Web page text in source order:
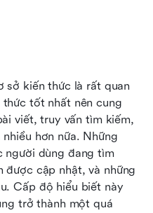
sở kiến thức là rất quan
tốt nhất nên cung
viết, truy vấn tìm kiếm,
hơn nữa. Những
người dùng đang tìm
được cập nhật, và những
Cấp độ hiểu biết này
trở thành một quá